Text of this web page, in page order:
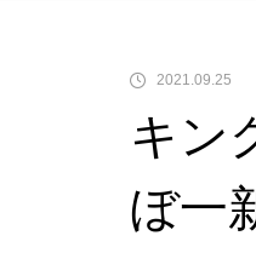
2021.09.25
キン
ぼ一